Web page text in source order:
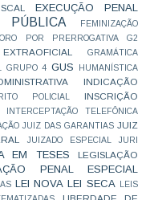
EXECUÇÃO PENAL
PÚBLICA FEMINIZAÇÃO
POR PRERROGATIVA
G2
GRAMÁTICA
GRUPO 4 GUS
HUMANÍSTICA
INDICAÇÃO
POLICIAL
INSCRIÇÃO
INTERCEPTAÇÃO TELEFÔNICA
JUIZ DAS GARANTIAS JUIZ
JUIZADO ESPECIAL JURI
EM TESES
LEGISLAÇÃO
PENAL ESPECIAL
LEI NOVA LEI SECA
LEIS
LIBERDADE DE